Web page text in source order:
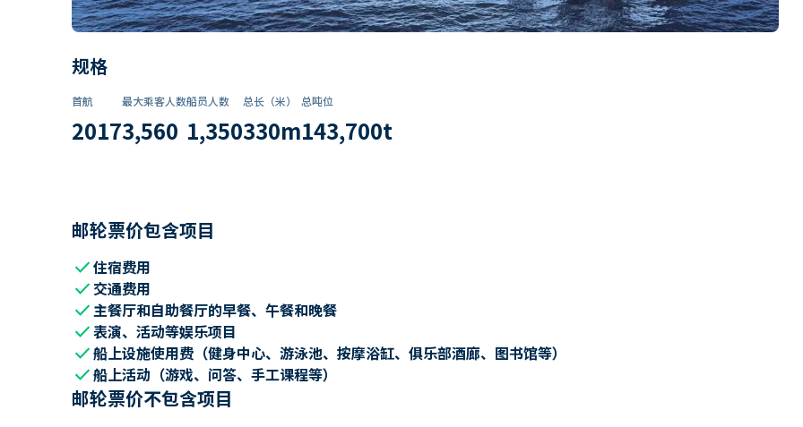
规格
首航
2017
最大乘客人数
3,560
船员人数
1,350
总长（米）
330m
总吨位
143,700t
邮轮票价包含项目
check住宿费用
check 交通费用
check主餐厅和自助餐厅的早餐、午餐和晚餐
check表演、活动等娱乐项目
check船上设施使用费（健身中心、游泳池、按摩浴缸、俱乐部酒廊、图书馆等）
check船上活动（游戏、问答、手工课程等）
邮轮票价不包含项目